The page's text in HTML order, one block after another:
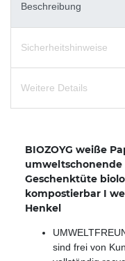
Beschreibung
Sicherheitshinweise
Weitere Details
BIOZOYG weiße
umweltschonende
Geschenktüte
kompostierbar I
Henkel
sind frei von